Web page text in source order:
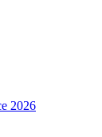
2026